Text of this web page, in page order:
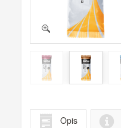
Opis